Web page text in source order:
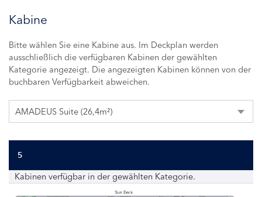
Kabine
Bitte wählen Sie eine Kabine aus. Im Deckplan werden
ausschließlich die verfügbaren Kabinen der gewählten
Kategorie angezeigt. Die angezeigten Kabinen können von der
buchbaren Verfügbarkeit abweichen.
AMADEUS Suite (26,4m²)
5
Kabinen verfügbar in der gewählten Kategorie.